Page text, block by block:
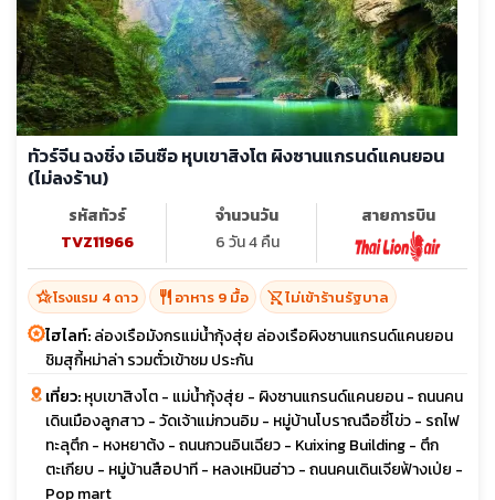
ทัวร์จีน ฉงชิ่ง เอินซือ หุบเขาสิงโต ผิงซานแกรนด์แคนยอน
(ไม่ลงร้าน)
รหัสทัวร์
TVZ11966
จำนวนวัน
6 วัน 4 คืน
สายการบิน
hotel_classโรงแรม 4 ดาว restaurant อาหาร 9 มื้อ shopping_cart_offไม่เข้าร้านรัฐบาล
ไฮไลท์:ล่องเรือมังกรแม่น้ำกุ้งสุ่ย ล่องเรือผิงซานแกรนด์แคนยอน
ชิมสุกี้หม่าล่า รวมตั๋วเข้าชม ประกัน
เที่ยว:หุบเขาสิงโต - แม่น้ำกุ้งสุ่ย - ผิงซานแกรนด์แคนยอน - ถนนคน
เดินเมืองลูกสาว - วัดเจ้าแม่กวนอิม - หมู่บ้านโบราณฉือซี่โข่ว - รถไฟ
ทะลุตึก - หงหยาต้ง - ถนนกวนอินเฉียว - Kuixing Building - ตึก
ตะเกียบ - หมู่บ้านสือปาที - หลงเหมินฮ่าว - ถนนคนเดินเจียฟ้างเป่ย -
Pop mart